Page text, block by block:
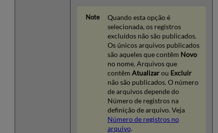
Quando esta opção é
selecionada, os registros
excluídos não são publicados.
Os únicos arquivos publicados
são aqueles que contêm Novo
no nome. Arquivos que
contêm Atualizarou Excluir
não são publicados. O número
de arquivos depende do
Número de registros na
definição de arquivo. Veja
Número de registros no
arquivo.